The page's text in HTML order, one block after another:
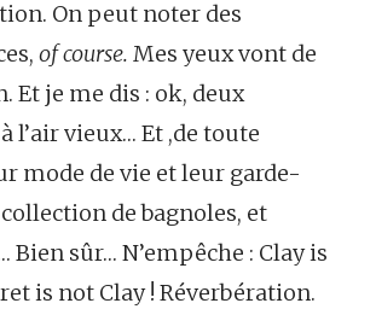
On peut noter des
of course. Mes yeux vont de
Et je me dis : ok, deux
l’air vieux… Et ,de toute
mode de vie et leur garde-
de bagnoles, et
Bien sûr… N’empêche : Clay is
is not Clay ! Réverbération.